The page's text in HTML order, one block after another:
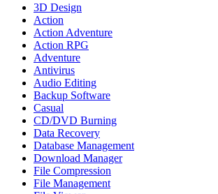
3D Design
Action
Action Adventure
Action RPG
Adventure
Antivirus
Audio Editing
Backup Software
Casual
CD/DVD Burning
Data Recovery
Database Management
Download Manager
File Compression
File Management